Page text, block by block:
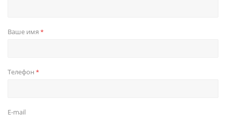
Ваше имя *
Телефон *
E-mail